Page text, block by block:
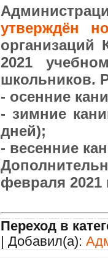
утверждён
организаций
2021
школьников.
- осенние
- зимние
дней);
- весенние
февраля 2021
Переход в
| Добавил(а):